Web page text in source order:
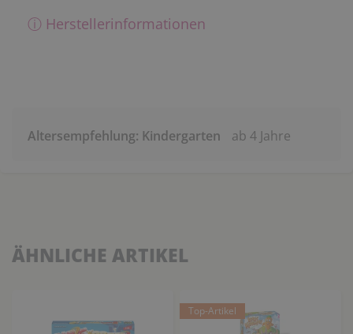
ⓘ Herstellerinformationen
Altersempfehlung: Kindergarten ab 4 Jahre
ÄHNLICHE ARTIKEL
Top-Artikel